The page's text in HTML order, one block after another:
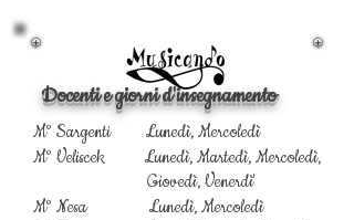
Docenti e giorni d'insegnamento
M° Sargenti Lunedì, Mercoledì
M° Veliscek Lunedì, Martedì, Mercoledì,
Giovedì, Venerdì'
M° Nesa Lunedì, Mercoledì